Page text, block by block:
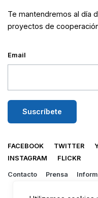
Te mantendremos al día
proyectos de
Email
FACEBOOK TWITTER
INSTAGRAM
FLICKR
Contacto Prensa